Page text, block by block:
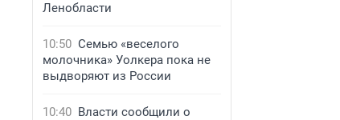
Ленобласти
10:50 Семью «веселого
молочника» Уолкера пока не
выдворяют из России
10:40 Власти сообщили о